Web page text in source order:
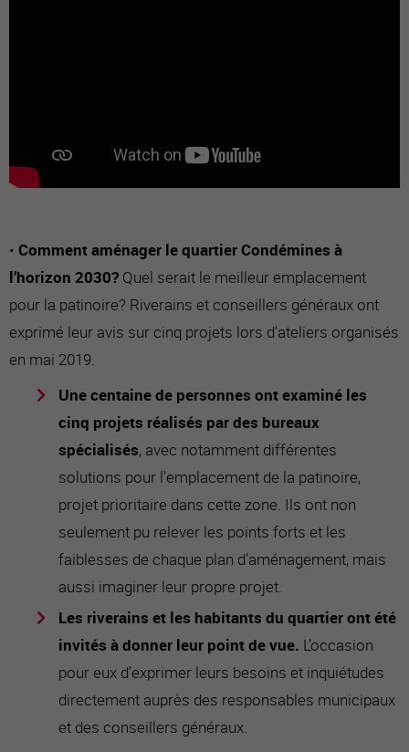
• Comment aménager le quartier Condémines à
l’horizon 2030? Quel serait le meilleur emplacement
pour la patinoire? Riverains et conseillers généraux ont
exprimé leur avis sur cinq projets lors d'ateliers organisés
en mai 2019.
Une centaine de personnes ont examiné les
cinq projets réalisés par des bureaux
spécialisés, avec notamment différentes
solutions pour l’emplacement de la patinoire,
projet prioritaire dans cette zone. Ils ont non
seulement pu relever les points forts et les
faiblesses de chaque plan d’aménagement, mais
aussi imaginer leur propre projet.
Les riverains et les habitants du quartier ont été
invités à donner leur point de vue. L’occasion
pour eux d’exprimer leurs besoins et inquiétudes
directement auprès des responsables municipaux
et des conseillers généraux.